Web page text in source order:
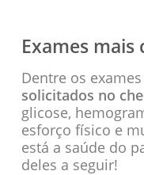
Exames
Dentre os
solicitados no
glicose,
esforço físico e
está a saúde do
deles a seguir!